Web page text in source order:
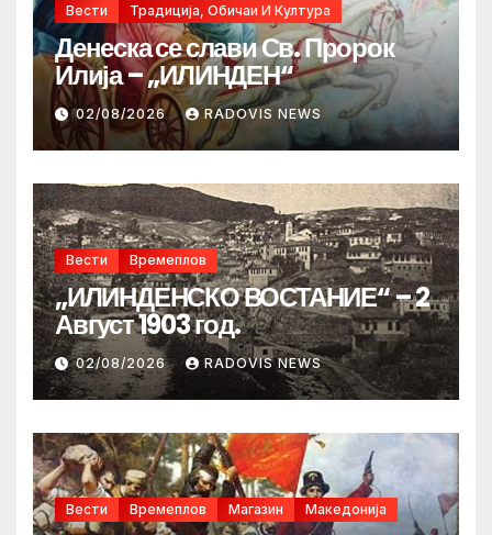
Вести Традиција, Обичаи И Култура
Денеска се слави Св. Пророк
Илија – „ИЛИНДЕН“
02/08/2026 RADOVIS NEWS
Вести Времеплов
„ИЛИНДЕНСКО ВОСТАНИЕ“ – 2
Август 1903 год.
02/08/2026 RADOVIS NEWS
Вести Времеплов Магазин Македонија